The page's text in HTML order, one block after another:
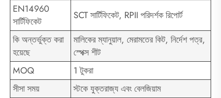
EN14960
সার্টিফিকেট
SCT সার্টিফিকেট, RPII পরিদর্শক রিপোর্ট
কি অন্তর্ভুক্ত করা
হয়েছে
মালিকের ম্যানুয়াল, মেরামতের কিট, নির্দেশ পত্র,
স্পেক্স শীট
MOQ
1 টুকরা
সীসা সময়
স্টকে যুক্তরাজ্য এবং বেলজিয়াম